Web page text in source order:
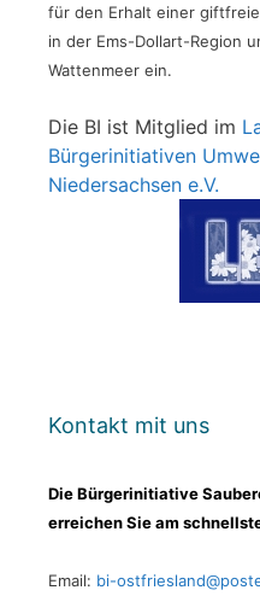
für den Erhalt einer
in der Ems-Dollart-Region
Wattenmeer ein.
Die BI ist Mitglied im
Bürgerinitiativen
Niedersachsen e.V.
Kontakt mit uns
Die Bürgerinitiative
erreichen Sie am
Email: bi-